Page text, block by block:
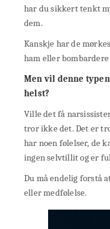
har du sikkert tenkt
dem.
Kanskje har de
ham eller
Men vil denne
helst?
Ville det få
tror ikke det. Det er
har noen følelser, de
ingen selvtillit og er
Du må endelig forstå
eller medfølelse.